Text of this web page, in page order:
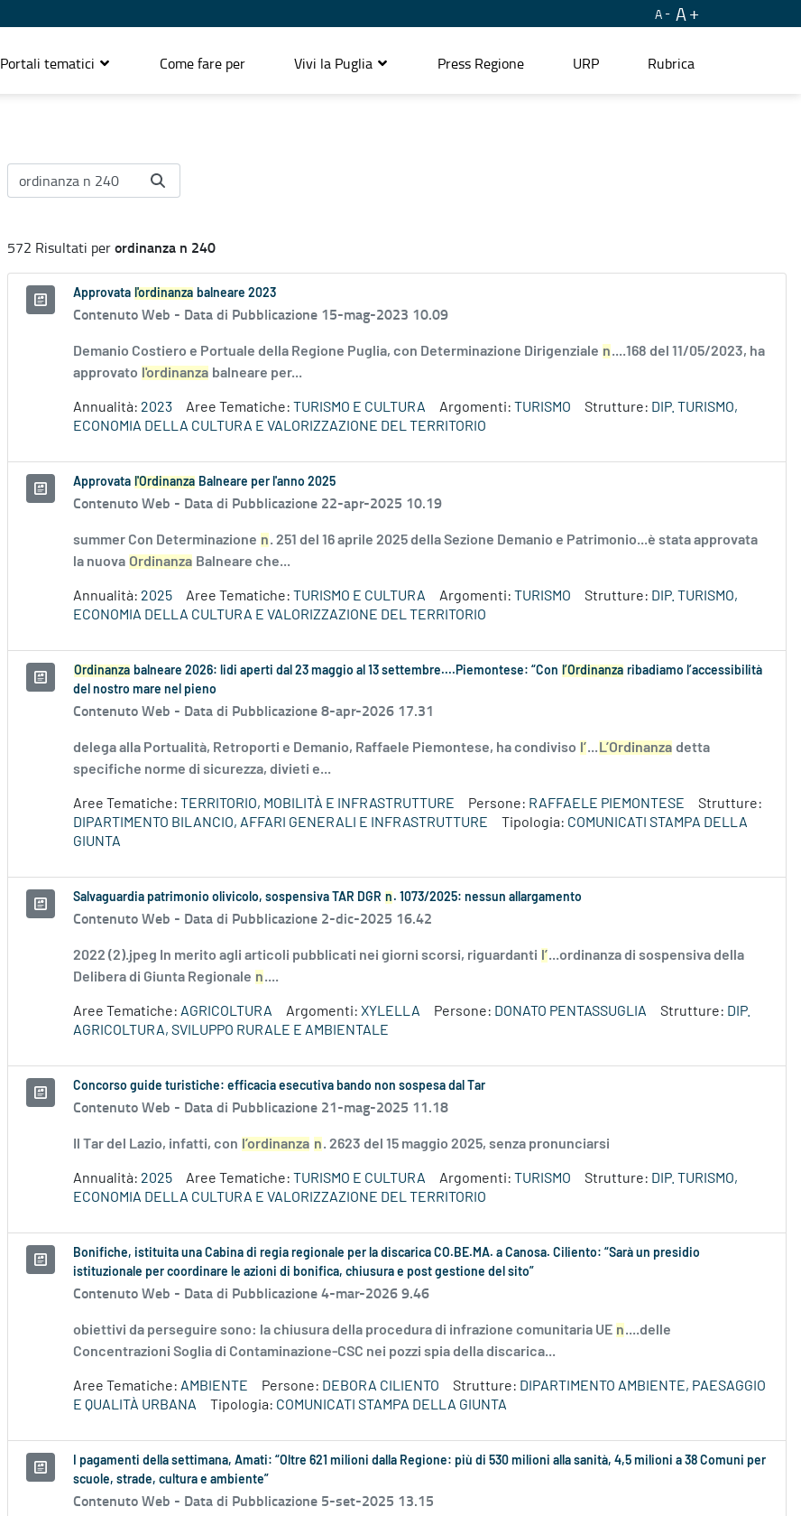
A A
Portali tematici Come fare per Vivi la Puglia Press Regione URP Rubrica
572 Risultati perordinanza n 240
Approvata l'ordinanza balneare 2023
Contenuto Web - Data di Pubblicazione 15-mag-2023 10.09
Demanio Costiero e Portuale della Regione Puglia, con Determinazione Dirigenziale n....168 del 11/05/2023, ha
approvato l'ordinanza balneare per...
Annualità: 2023 Aree Tematiche: TURISMO E CULTURA Argomenti: TURISMO Strutture: DIP. TURISMO,
ECONOMIA DELLA CULTURA E VALORIZZAZIONE DEL TERRITORIO
Approvata l'Ordinanza Balneare per l'anno 2025
Contenuto Web - Data di Pubblicazione 22-apr-2025 10.19
summer Con Determinazione n. 251 del 16 aprile 2025 della Sezione Demanio e Patrimonio...è stata approvata
la nuova Ordinanza Balneare che...
Annualità: 2025 Aree Tematiche: TURISMO E CULTURA Argomenti: TURISMO Strutture: DIP. TURISMO,
ECONOMIA DELLA CULTURA E VALORIZZAZIONE DEL TERRITORIO
Ordinanza balneare 2026: lidi aperti dal 23 maggio al 13 settembre....Piemontese: “Con l’Ordinanza ribadiamo l’accessibilità
del nostro mare nel pieno
Contenuto Web - Data di Pubblicazione 8-apr-2026 17.31
delega alla Portualità, Retroporti e Demanio, Raffaele Piemontese, ha condiviso l’... L’Ordinanza detta
specifiche norme di sicurezza, divieti e...
Aree Tematiche: TERRITORIO, MOBILITÀ E INFRASTRUTTURE Persone: RAFFAELE PIEMONTESE
Strutture:
DIPARTIMENTO BILANCIO, AFFARI GENERALI E INFRASTRUTTURE
Tipologia: COMUNICATI STAMPA DELLA
GIUNTA
Salvaguardia patrimonio olivicolo, sospensiva TAR DGR n . 1073/2025: nessun allargamento
Contenuto Web - Data di Pubblicazione 2-dic-2025 16.42
2022 (2).jpeg In merito agli articoli pubblicati nei giorni scorsi, riguardanti l’...ordinanza di sospensiva della
Delibera di Giunta Regionale n....
Aree Tematiche: AGRICOLTURA Argomenti: XYLELLA Persone: DONATO PENTASSUGLIA Strutture: DIP.
AGRICOLTURA, SVILUPPO RURALE E AMBIENTALE
Concorso guide turistiche: efficacia esecutiva bando non sospesa dal Tar
Contenuto Web - Data di Pubblicazione 21-mag-2025 11.18
Il Tar del Lazio, infatti, con l’ordinanza n. 2623 del 15 maggio 2025, senza pronunciarsi
Annualità: 2025 Aree Tematiche: TURISMO E CULTURA Argomenti: TURISMO Strutture: DIP. TURISMO,
ECONOMIA DELLA CULTURA E VALORIZZAZIONE DEL TERRITORIO
Bonifiche, istituita una Cabina di regia regionale per la discarica CO.BE.MA. a Canosa. Ciliento: “Sarà un presidio
istituzionale per coordinare le azioni di bonifica, chiusura e post gestione del sito”
Contenuto Web - Data di Pubblicazione 4-mar-2026 9.46
obiettivi da perseguire sono: la chiusura della procedura di infrazione comunitaria UE n....delle
Concentrazioni Soglia di Contaminazione-CSC nei pozzi spia della discarica...
Aree Tematiche: AMBIENTE Persone: DEBORA CILIENTO Strutture: DIPARTIMENTO AMBIENTE, PAESAGGIO
E QUALITÀ URBANA
Tipologia: COMUNICATI STAMPA DELLA GIUNTA
I pagamenti della settimana, Amati: “Oltre 621 milioni dalla Regione: più di 530 milioni alla sanità, 4,5 milioni a 38 Comuni per
scuole, strade, cultura e ambiente”
Contenuto Web - Data di Pubblicazione 5-set-2025 13.15